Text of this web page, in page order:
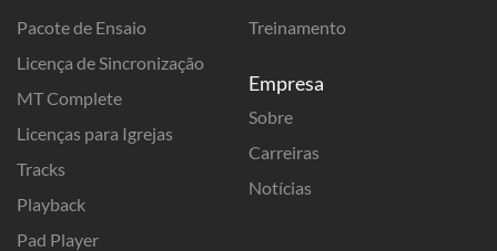
Pacote de Ensaio
Licença de Sincronização
MT Complete
Licenças para Igrejas
Tracks
Playback
Pad Player
Treinamento
Empresa
Sobre
Carreiras
Notícias